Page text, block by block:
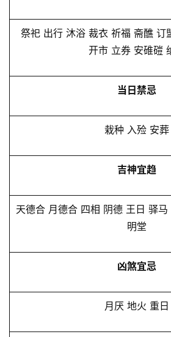
祭祀 出行 沐浴 裁衣 祈福 斋醮 订
开市 立券 安碓磑
当日禁忌
栽种 入殓 安葬
吉神宜趋
天德合 月德合 四相 阴德 王日 驿
明堂
凶煞宜忌
月厌 地火 重日